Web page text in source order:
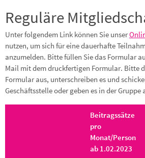
Reguläre
Unter folgendem Link können Sie unser
nutzen, um sich für eine dauerhafte
anzumelden. Bitte füllen Sie das Formular
Mail mit dem druckfertigen Formular. Bitte
Formular aus, unterschreiben es und
Geschäftsstelle oder geben es in der Gruppe
Beitragssätze
pro
Monat/Person
ab 1.02.2023